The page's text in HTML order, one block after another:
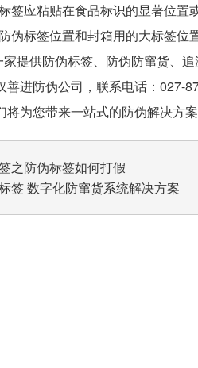
应粘贴在食品标识的显著位置
标签位置和封箱用的大标签位
供防伪标签、防伪防窜货、追
善进防伪公司，联系电话：027-
为您带来一站式的防伪解决方案
之防伪标签如何打假
签 数字化防窜货系统解决方案